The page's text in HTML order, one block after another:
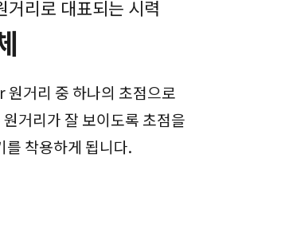
리로 대표되는 시력
거리 중 하나의 초점으로
거리가 잘 보이도록 초점을
를 착용하게 됩니다.